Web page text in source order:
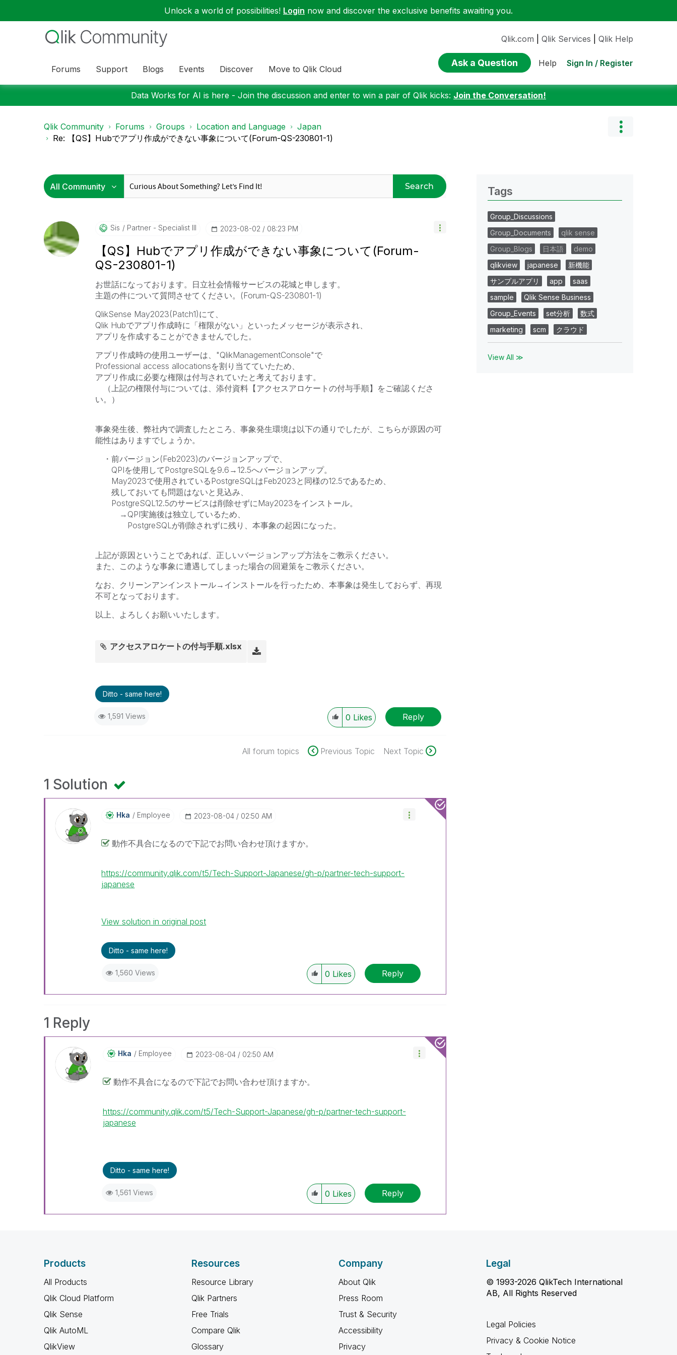
Unlock a world of possibilities! Login now and discover the exclusive benefits awaiting you.
Forums Support Blogs Events Discover Move to Qlik Cloud
Qlik.com Qlik Services Qlik Help
Ask a Question Help Sign In / Register
Data Works for AI is here - Join the discussion and enter to win a pair of Qlik kicks: Join the Conversation!
Qlik Community Forums Groups Location and Language
Japan
Re: 【QS】Hubでアプリ作成ができない事象について(Forum-QS-230801-1)
Search
Sis Partner - Specialist III ‎2023-08-02 08:23 PM
【QS】Hubでアプリ作成ができない事象について(Forum-
QS-230801-1)
お世話になっております。日立社会情報サービスの花城と申します。
主題の件について質問させてください。(Forum-QS-230801-1)
QlikSense May2023(Patch1)にて、
Qlik Hubでアプリ作成時に「権限がない」といったメッセージが表示され、
アプリを作成することができませんでした。
アプリ作成時の使用ユーザーは、"QlikManagementConsole"で
Professional access allocationsを割り当てていたため、
アプリ作成に必要な権限は付与されていたと考えております。
（上記の権限付与については、添付資料【アクセスアロケートの付与手順】をご確認くださ
い。）
事象発生後、弊社内で調査したところ、事象発生環境は以下の通りでしたが、こちらが原因の可
能性はありますでしょうか。
・前バージョン(Feb2023)のバージョンアップで、
QPIを使用してPostgreSQLを9.6→12.5へバージョンアップ。
May2023で使用されているPostgreSQLはFeb2023と同様の12.5であるため、
残しておいても問題はないと見込み、
PostgreSQL12.5のサービスは削除せずにMay2023をインストール。
→QPI実施後は独立しているため、
PostgreSQLが削除されずに残り、本事象の起因になった。
上記が原因ということであれば、正しいバージョンアップ方法をご教示ください。
また、このような事象に遭遇してしまった場合の回避策をご教示ください。
なお、クリーンアンインストール→インストールを行ったため、本事象は発生しておらず、 再現
不可となっております。
以上、よろしくお願いいたします。
アクセスアロケートの付与手順.xlsx
Ditto - same here!
1,591 Views 0 Likes Reply
All forum topics Previous Topic Next Topic
1 Solution
Hka Employee ‎2023-08-04 02:50 AM
動作不具合になるので下記でお問い合わせ頂けますか。
https://community.qlik.com/t5/Tech-Support-Japanese/gh-p/partner-tech-support-
japanese
View solution in original post
Ditto - same here!
1,560 Views 0 Likes Reply
1 Reply
Hka Employee ‎2023-08-04 02:50 AM
動作不具合になるので下記でお問い合わせ頂けますか。
https://community.qlik.com/t5/Tech-Support-Japanese/gh-p/partner-tech-support-
japanese
Ditto - same here!
1,561 Views 0 Likes Reply
Tags
Group_Discussions
Group_Documents
qlik sense
Group_Blogs
日本語
demo
qlikview
japanese
新機能
サンプルアプリ
app
saas
sample
Qlik Sense Business
Group_Events
set分析
数式
marketing
scm クラウド
View All ≫
Products
All Products
Qlik Cloud Platform
Qlik Sense
Qlik AutoML
QlikView
Resources
Resource Library
Qlik Partners
Free Trials
Compare Qlik
Glossary
Company
About Qlik
Press Room
Trust & Security
Accessibility
Privacy
Legal
© 1993-2026 QlikTech International
AB, All Rights Reserved
Legal Policies
Privacy & Cookie Notice